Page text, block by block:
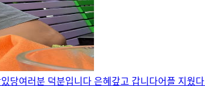
당여러분 덕분입니다 은혜갚고 갑니다어플 지웠